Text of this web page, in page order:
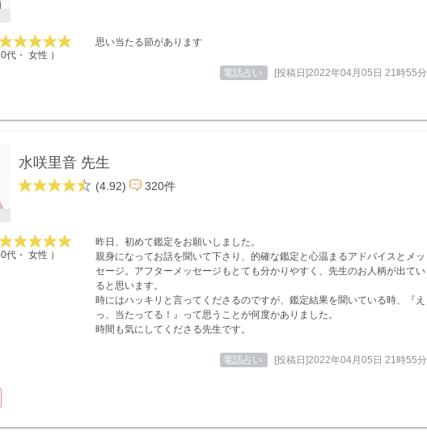
代・ 女性 ）
思い当たる節があります
電話占い [投稿日]2022年04月05日 21時55分
水咲里音 先生
(4.92) 320件
代・ 女性 ）
昨日、初めて鑑定をお願いしました。
親身になってお話を聞いて下さり、的確な鑑定と心温まるアドバイスとメッ
セージ。アフターメッセージもとても分かりやすく、先生のお人柄が出てい
ると思います。
時にはハッキリと言ってくださるのですが、鑑定結果を聞いている時、『え
っ、当たってる！』って思うことが何度かありました。
時間も気にしてくださる先生です。
電話占い [投稿日]2022年04月05日 21時55分